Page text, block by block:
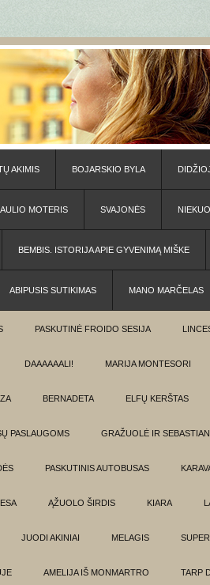
AKIMIS BOJARSKIO BYLA
MOTERIS SVAJONĖS
BEMBIS. ISTORIJA APIE GYVENIMĄ MIŠKE
ABIPUSIS SUTIKIMAS MANO MARČELAS
PASKUTINĖ FROIDO SESIJA
DAAAAAALI! MARIJA MONTESORI
BERNADETA ELFŲ KERŠTAS
PASLAUGOMS GRAŽUOLĖ IR
PASKUTINIS AUTOBUSAS
ĄŽUOLO ŠIRDIS KIARA
JUODI AKINIAI MELAGIS
AMELIJA IŠ MONMARTRO TARP